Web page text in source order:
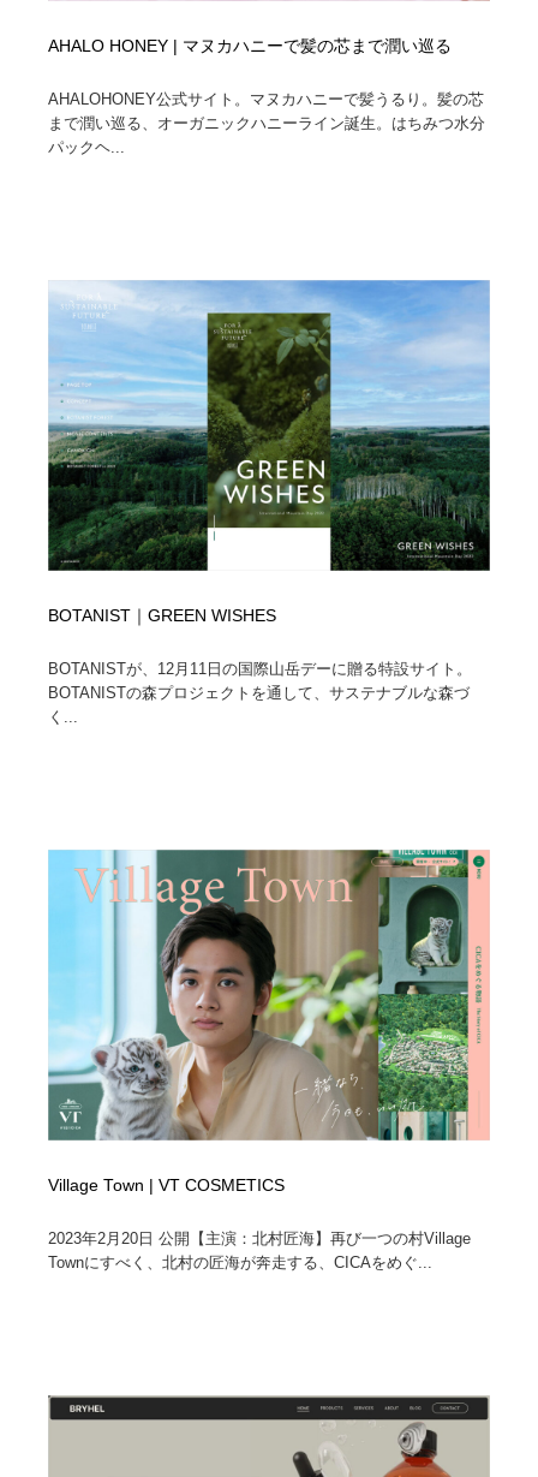
AHALO HONEY | マヌカハニーで髪の芯まで潤い巡る
AHALOHONEY公式サイト。マヌカハニーで髪うるり。髪の芯
まで潤い巡る、オーガニックハニーライン誕生。はちみつ水分
パックヘ...
BOTANIST｜GREEN WISHES
BOTANISTが、12月11日の国際山岳デーに贈る特設サイト。
BOTANISTの森プロジェクトを通して、サステナブルな森づ
く...
Village Town | VT COSMETICS
2023年2月20日 公開【主演：北村匠海】再び一つの村Village
Townにすべく、北村の匠海が奔走する、CICAをめぐ...